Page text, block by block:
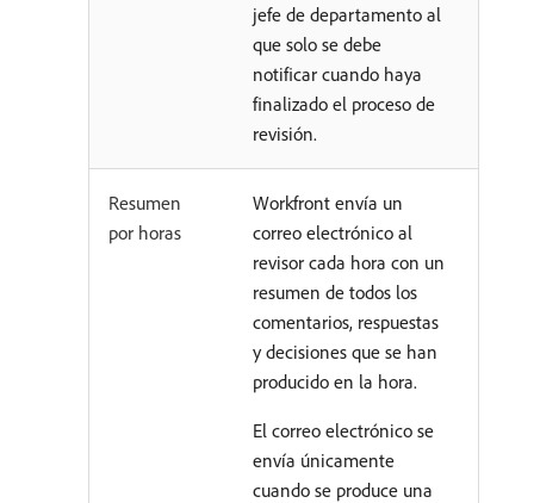
jefe de departamento al
que solo se debe
notificar cuando haya
finalizado el proceso de
revisión.
Resumen
por horas
Workfront envía un
correo electrónico al
revisor cada hora con un
resumen de todos los
comentarios, respuestas
y decisiones que se han
producido en la hora.
El correo electrónico se
envía únicamente
cuando se produce una